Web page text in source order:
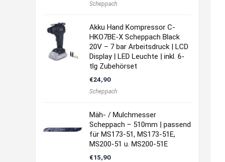
Scheppach
Akku Hand Kompressor C-
HKO7BE-X Scheppach Black
20V – 7 bar Arbeitsdruck | LCD
Display | LED Leuchte | inkl. 6-
tlg Zubehörset
€24,90
Scheppach
Mäh- / Mulchmesser
Scheppach – 510mm | passend
für MS173-51, MS173-51E,
MS200-51 u. MS200-51E
€15,90